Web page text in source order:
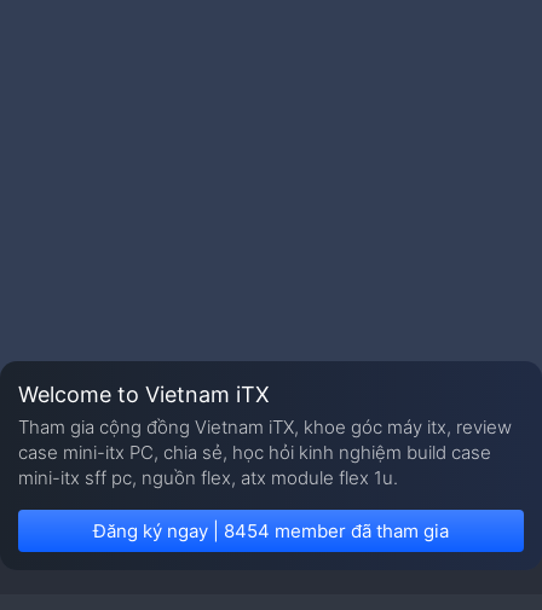
Welcome to Vietnam iTX
Tham gia cộng đồng Vietnam iTX, khoe góc máy itx, review
case mini-itx PC, chia sẻ, học hỏi kinh nghiệm build case
mini-itx sff pc, nguồn flex, atx module flex 1u.
Đăng ký ngay | 8454 member đã tham gia